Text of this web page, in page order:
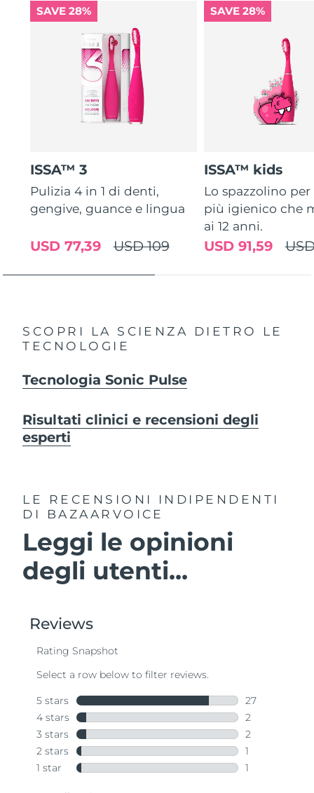
SAVE 28%
ISSA™ 3
Pulizia 4 in 1 di denti,
gengive, guance e lingua
USD 109
USD 77,39
SAVE 28%
ISSA™ kids
Lo spazzolino
più igienico che
ai 12 anni.
USD 91,59
SCOPRI LA SCIENZA DIETRO LE
TECNOLOGIE
Tecnologia Sonic Pulse
Risultati clinici e recensioni degli
esperti
LE RECENSIONI INDIPENDENTI
DI BAZAARVOICE
Leggi le opinioni
degli utenti...